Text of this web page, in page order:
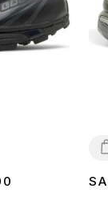
(у тому
бірок, їх
коробки чи
від зазнчених